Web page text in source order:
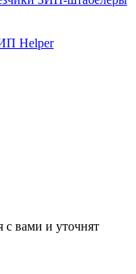
Helper
с вами и уточнят